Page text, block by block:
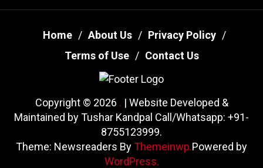
Home About Us
Privacy Policy
Terms of Use
Contact Us
Copyright © 2026 . | Website Developed &
Maintained by Tushar Kandpal Call/Whatsapp: +91-
8755123999.
Theme: Newsreaders By Themeinwp.Powered by
WordPress.